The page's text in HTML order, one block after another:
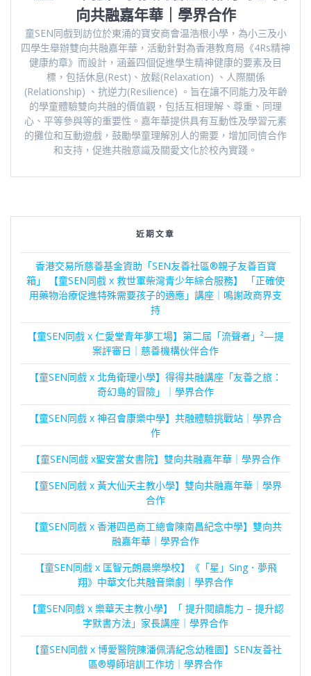
向共融嘉年華｜學界合作
童SEN同戲到訪位於東涌的寶安商會温浩根小學，為小三及小
四學生舉辦雙向共融嘉年華，活動針對為香港教育局《4Rs精神
健康約章》而設計，涵蓋四個促進學生精神健康的要素及目
標，包括休息(Rest)、放鬆(Relaxation) 、人際關係
(Relationship) 、抗逆力(Resilience) 。旨在讓不同能力及年齡
的學童體驗雙向共融的價值觀，包括互相理解、尊重、同理
心、平等參與等的重要性。嘉年華提供具有互動性及學習元素
的攤位和互動遊戲，鼓勵學童理解別人的需要，增加同儕合作
和支持，促進共融意識及關愛文化於校內實踐。
近期文章
香港交易所慈善基金資助「SEN友善社區®親子友善百寶
箱」 【童SEN同戲 x 救世軍柴灣青少年綜合服務】 「正確使
用藥物治療促進特殊需要孩子的適應」講座｜鳴謝政商界支
持
【童SEN同戲 x 仁愛堂青年夢工場】第二屆「流聲者」²—提
案評審日｜慈善機構伙伴合作
【童SEN同戲 x 北角衛理小學】得得共融講座「友善之旅：
奇幻島的冒險」｜學界合作
【童SEN同戲 x 神召會康樂中學】共融體驗挑戰站｜學界合
作
【童SEN同戲 x聖安當女書院】雙向共融嘉年華｜學界合作
【童SEN同戲 x 黃大仙天主教小學】雙向共融嘉年華｜學界
合作
【童SEN同戲 x 香港四邑商工總會陳南昌紀念中學】雙向共
融嘉年華｜學界合作
【童SEN同戲 x 匡智元朗晨樂學校】《「星」Sing．夢飛
翔》中華文化共融音樂劇｜學界合作
【童SEN同戲 x 樂華天主教小學】「 提升閱讀能力 – 提升認
字默書方法」家長講座｜學界合作
【童SEN同戲 x 博愛醫院陳潘佩清紀念幼稚園】SEN友善社
區®導師培訓工作坊｜學界合作